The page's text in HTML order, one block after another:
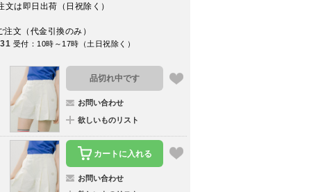
文は即日出荷（日祝除く）
注文（代金引換のみ）
受付：10時～17時（土日祝除く）
品切れ中です
お問い合わせ
欲しいものリスト
カートに入れる
お問い合わせ